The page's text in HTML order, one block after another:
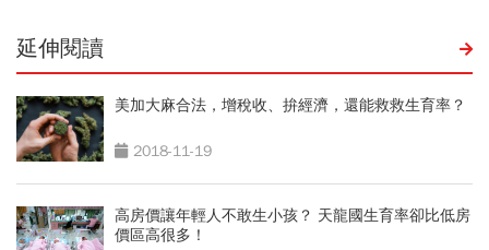
延伸閱讀
美加大麻合法，增稅收、拚經濟，還能救救生育率？
2018-11-19
高房價讓年輕人不敢生小孩？ 天龍國生育率卻比低房
價區高很多！